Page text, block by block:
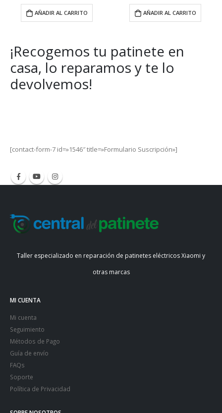
AÑADIR AL CARRITO AÑADIR AL CARRITO
¡Recogemos tu patinete en
casa, lo reparamos y te lo
devolvemos!
[contact-form-7 id=»1546″ title=»Formulario Suscripción»]
Taller especializado en reparación de patinetes eléctricos Xiaomi y
otras marcas
MI CUENTA
Mi cuenta
Seguimiento
Métodos de Pago
Guía de envío
FAQs
Soporte
Política de Privacidad